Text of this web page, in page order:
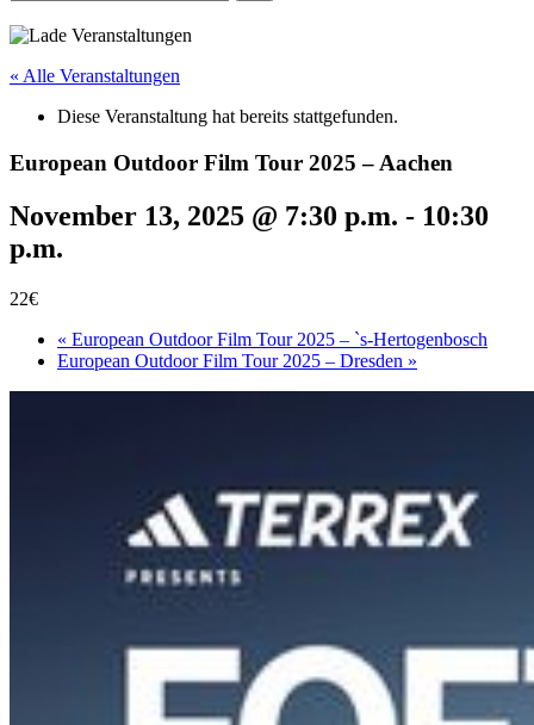
« Alle Veranstaltungen
Diese Veranstaltung hat bereits stattgefunden.
European Outdoor Film Tour 2025 – Aachen
November 13, 2025 @ 7:30 p.m. - 10:30
p.m.
22€
« European Outdoor Film Tour 2025 – `s-Hertogenbosch
European Outdoor Film Tour 2025 – Dresden »